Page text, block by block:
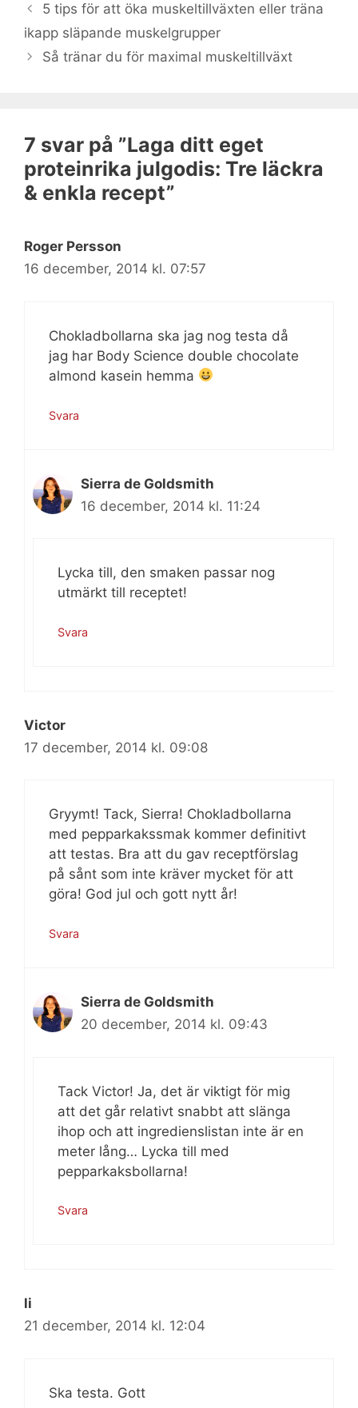
5 tips för att öka muskeltillväxten eller träna
ikapp släpande muskelgrupper
Så tränar du för maximal muskeltillväxt
7 svar på ”Laga ditt eget
proteinrika julgodis: Tre läckra
& enkla recept”
Roger Persson
16 december, 2014 kl. 07:57
Chokladbollarna ska jag nog testa då
jag har Body Science double chocolate
almond kasein hemma
Svara
Sierra de Goldsmith
16 december, 2014 kl. 11:24
Lycka till, den smaken passar nog
utmärkt till receptet!
Svara
Victor
17 december, 2014 kl. 09:08
Gryymt! Tack, Sierra! Chokladbollarna
med pepparkakssmak kommer definitivt
att testas. Bra att du gav receptförslag
på sånt som inte kräver mycket för att
göra! God jul och gott nytt år!
Svara
Sierra de Goldsmith
20 december, 2014 kl. 09:43
Tack Victor! Ja, det är viktigt för mig
att det går relativt snabbt att slänga
ihop och att ingredienslistan inte är en
meter lång… Lycka till med
pepparkaksbollarna!
Svara
li
21 december, 2014 kl. 12:04
Ska testa. Gott